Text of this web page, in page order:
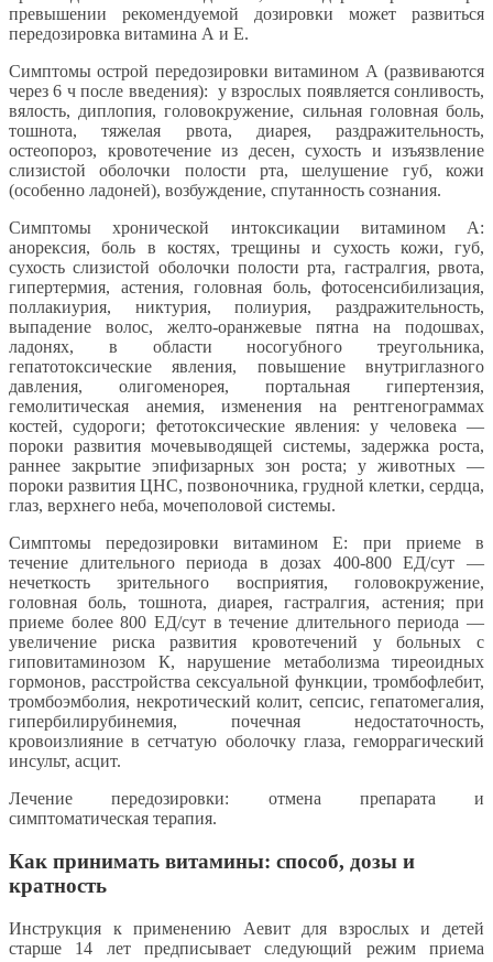
превышении рекомендуемой дозировки может развиться
передозировка витамина А и Е.
Симптомы острой передозировки витамином А (развиваются
через 6 ч после введения): у взрослых появляется сонливость,
вялость, диплопия, головокружение, сильная головная боль,
тошнота, тяжелая рвота, диарея, раздражительность,
остеопороз, кровотечение из десен, сухость и изъязвление
слизистой оболочки полости рта, шелушение губ, кожи
(особенно ладоней), возбуждение, спутанность сознания.
Симптомы хронической интоксикации витамином А:
анорексия, боль в костях, трещины и сухость кожи, губ,
сухость слизистой оболочки полости рта, гастралгия, рвота,
гипертермия, астения, головная боль, фотосенсибилизация,
поллакиурия, никтурия, полиурия, раздражительность,
выпадение волос, желто-оранжевые пятна на подошвах,
ладонях, в области носогубного треугольника,
гепатотоксические явления, повышение внутриглазного
давления, олигоменорея, портальная гипертензия,
гемолитическая анемия, изменения на рентгенограммах
костей, судороги; фетотоксические явления: у человека —
пороки развития мочевыводящей системы, задержка роста,
раннее закрытие эпифизарных зон роста; у животных —
пороки развития ЦНС, позвоночника, грудной клетки, сердца,
глаз, верхнего неба, мочеполовой системы.
Симптомы передозировки витамином Е: при приеме в
течение длительного периода в дозах 400-800 ЕД/сут —
нечеткость зрительного восприятия, головокружение,
головная боль, тошнота, диарея, гастралгия, астения; при
приеме более 800 ЕД/сут в течение длительного периода —
увеличение риска развития кровотечений у больных с
гиповитаминозом К, нарушение метаболизма тиреоидных
гормонов, расстройства сексуальной функции, тромбофлебит,
тромбоэмболия, некротический колит, сепсис, гепатомегалия,
гипербилирубинемия, почечная недостаточность,
кровоизлияние в сетчатую оболочку глаза, геморрагический
инсульт, асцит.
Лечение передозировки: отмена препарата и
симптоматическая терапия.
Как принимать витамины: способ, дозы и
кратность
Инструкция к применению Аевит для взрослых и детей
старше 14 лет предписывает следующий режим приема